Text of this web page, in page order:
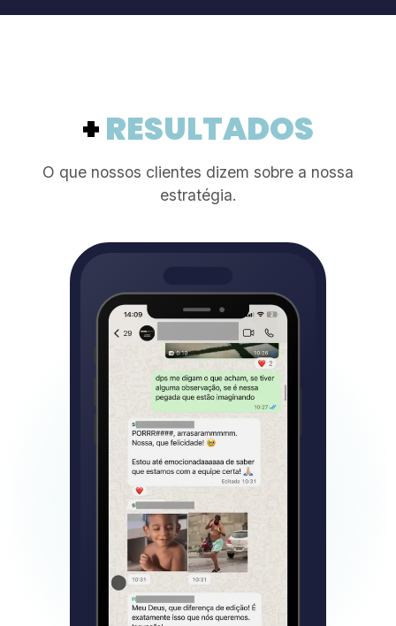
+RESULTADOS
O que nossos clientes dizem sobre a nossa
estratégia.